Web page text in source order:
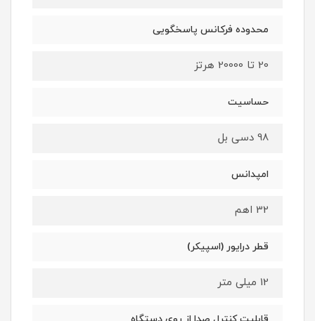
محدوده فرکانس پاسخگویی
20 تا 20000 هرتز
حساسیت
98 دسی بل
امپدانس
32 اهم
قطر درایور (اسپیکر)
12 میلی‌ متر